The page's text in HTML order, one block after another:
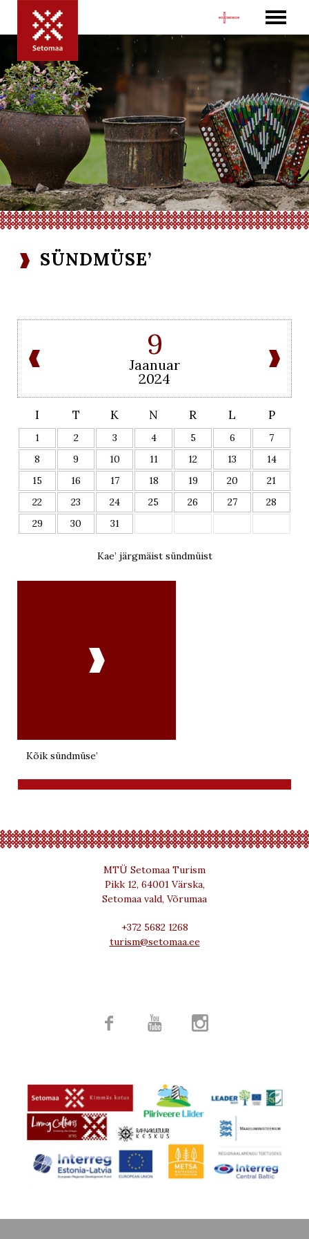
SÜNDMÜSE’
9
Jaanuar
2024
I T K N R L P
1 2 3 4 5 6
7
8
9 10 11 12 13
14
15
16 17 18 19 20
21
22
23 24 25 26 27
28
29
30 31
Kae’ järgmäist sündmüist

Kõik sündmüse’
MTÜ Setomaa Turism
Pikk 12, 64001 Värska,
Setomaa vald, Võrumaa
+372 5682 1268
turism@setomaa.ee
  